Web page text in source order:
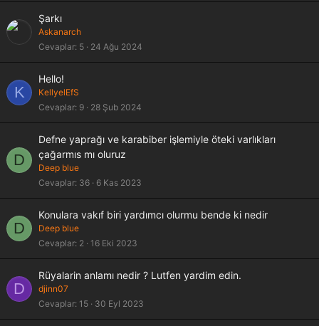
Şarkı
Askanarch
Cevaplar 5 24 Ağu 2024
K
Hello!
KellyelEfS
Cevaplar 9 28 Şub 2024
D
Defne yaprağı ve karabiber işlemiyle öteki varlıkları
çağarmıs mı oluruz
Deep blue
Cevaplar 36 6 Kas 2023
D
Konulara vakıf biri yardımcı olurmu bende ki nedir
Deep blue
Cevaplar 2 16 Eki 2023
D
Rüyalarin anlamı nedir ? Lutfen yardim edin.
djinn07
Cevaplar 15 30 Eyl 2023